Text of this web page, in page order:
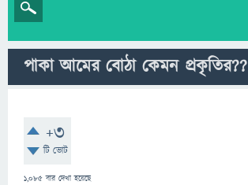
পাকা আমের বোঠা কেমন প্রকৃতির??
+3
টি ভোট
1,085 বার দেখা হয়েছে